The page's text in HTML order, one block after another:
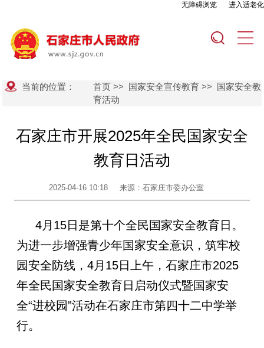
无障碍浏览 进入适老化
当前的位置： 首页 >> 国家安全宣传教育 >> 国家安全教
育活动
石家庄市开展2025年全民国家安全
教育日活动
2025-04-16 10:18 来源：石家庄市委办公室
4月15日是第十个全民国家安全教育日。
为进一步增强青少年国家安全意识，筑牢校
园安全防线，4月15日上午，石家庄市2025
年全民国家安全教育日启动仪式暨国家安
全“进校园”活动在石家庄市第四十二中学举
行。